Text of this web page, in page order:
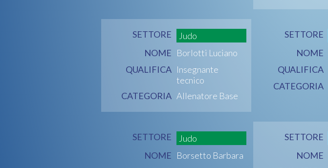
SETTORE
Judo
NOME Borlotti Luciano
QUALIFICA Insegnante
tecnico
CATEGORIA Allenatore Base
SETTORE
NOME
QUALIFICA
CATEGORIA
SETTORE
Judo
NOME Borsetto Barbara
SETTORE
NOME